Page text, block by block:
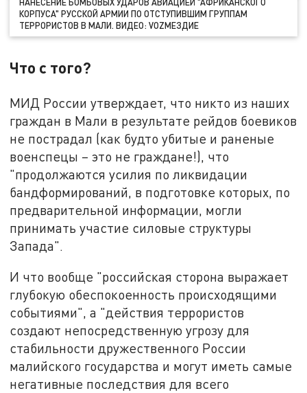
КОРПУСА" РУССКОЙ АРМИИ ПО ОТСТУПИВШИМ ГРУППАМ
ТЕРРОРИСТОВ В МАЛИ. ВИДЕО: VОZМЕЗДИЕ
Что с того?
МИД России утверждает, что никто из наших
граждан в Мали в результате рейдов боевиков
не пострадал (как будто убитые и раненые
военспецы – это не граждане!), что
"продолжаются усилия по ликвидации
бандформирований, в подготовке которых, по
предварительной информации, могли
принимать участие силовые структуры
Запада".
И что вообще "российская сторона выражает
глубокую обеспокоенность происходящими
событиями", а "действия террористов
создают непосредственную угрозу для
стабильности дружественного России
малийского государства и могут иметь самые
негативные последствия для всего